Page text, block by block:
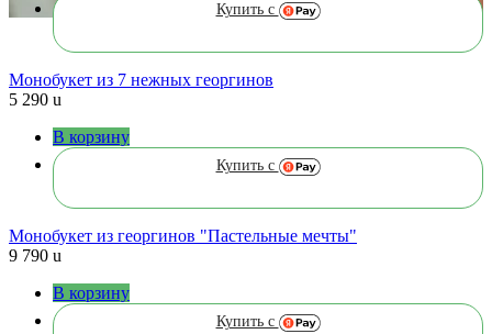
Купить с
Монобукет из 7 нежных георгинов
5 290 u
В корзину
Купить с
Монобукет из георгинов "Пастельные мечты"
9 790 u
В корзину
Купить с